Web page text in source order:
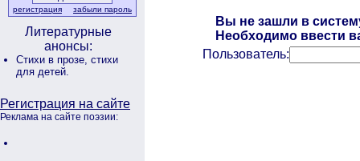
регистрация забыли пароль
Литературные
анонсы:
Стихи в прозе, стихи
для детей.
Регистрация на сайте
Реклама на сайте поэзии:
Вы не зашли в
Необходимо ввести
Пользователь: